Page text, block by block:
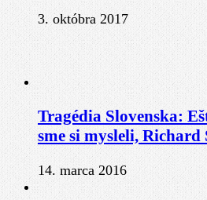
3. októbra 2017
Tragédia Slovenska:
sme si mysleli, Richard
14. marca 2016